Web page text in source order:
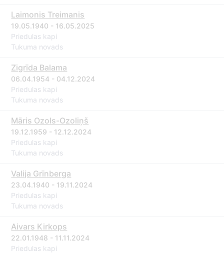
Laimonis Treimanis
19.05.1940 - 16.05.2025
Priedulas kapi
Tukuma novads
Zigrīda Balama
06.04.1954 - 04.12.2024
Priedulas kapi
Tukuma novads
Māris Ozols-Ozoliņš
19.12.1959 - 12.12.2024
Priedulas kapi
Tukuma novads
Valija Grīnberga
23.04.1940 - 19.11.2024
Priedulas kapi
Tukuma novads
Aivars Kirkops
22.01.1948 - 11.11.2024
Priedulas kapi